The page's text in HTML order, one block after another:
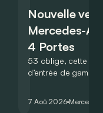
Nouvelle
Mercedes-
4 Portes
53 oblige, cette
d’entrée de
moins…
7 Aoû 2026 Mercedes